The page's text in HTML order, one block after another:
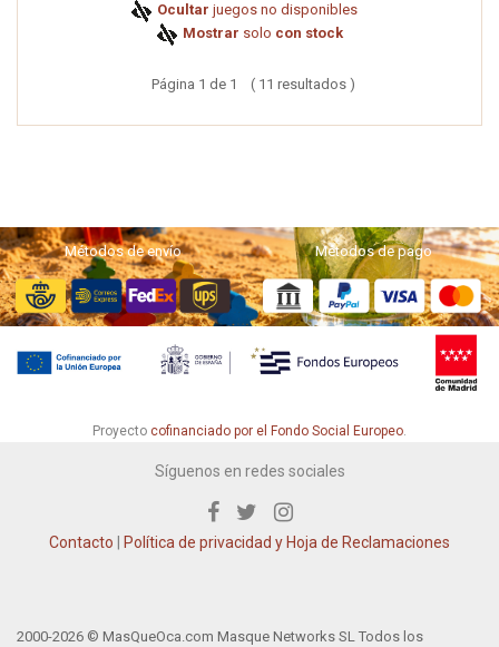
Ocultar juegos no disponibles
Mostrar solo con stock
Página 1 de 1 ( 11 resultados )
Métodos de envío Métodos de pago
Proyecto cofinanciado por el Fondo Social Europeo.
Síguenos en redes sociales
Contacto Política de privacidad y Hoja de Reclamaciones
2000-2026 © MasQueOca.com Masque Networks SL Todos los